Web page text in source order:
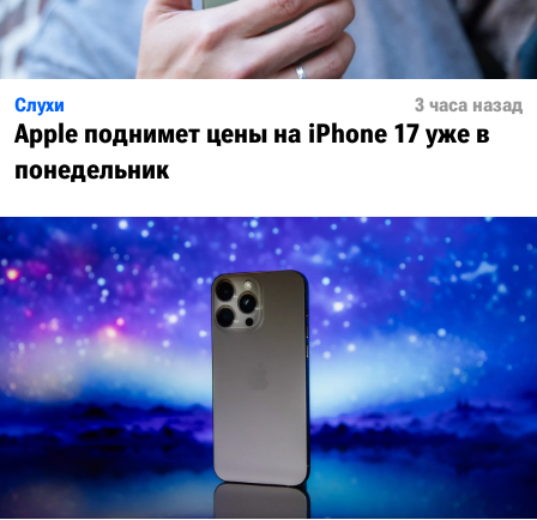
Слухи 3 часа назад
Apple поднимет цены на iPhone 17 уже в
понедельник